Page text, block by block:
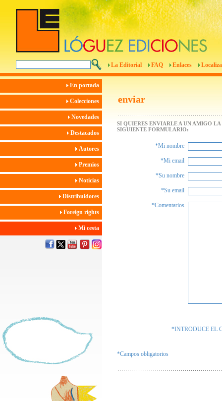
La Editorial FAQ Enlaces
En portada
Colecciones
Novedades
Destacados
Autores
Premios
Noticias
Distribuidores
Foreign rights
Mi cesta
enviar
SI QUIERES ENVIARLE A UN AMIGO
SIGUIENTE FORMULARIO:
*Mi nombre
*Mi email
*Su nombre
*Su email
*Comentarios
*INTRODUCE EL
*Campos obligatorios